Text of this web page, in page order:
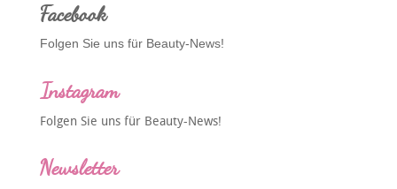
Facebook
Folgen Sie uns für Beauty-News!
Instagram
Folgen Sie uns für Beauty-News!
Newsletter